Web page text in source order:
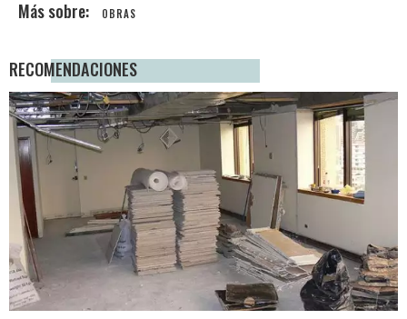
OBRAS
RECOMENDACIONES